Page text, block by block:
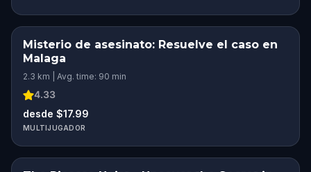
Misterio de asesinato: Resuelve el caso en
Malaga
2.3 km | Avg. time: 90 min
4.33
desde $17.99
MULTIJUGADOR